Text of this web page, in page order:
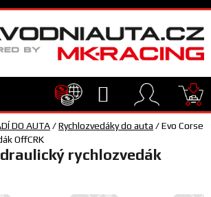
Hledat
DO AUTA/Rychlozvedáky do auta /Evo Corse
OffCRK
rychlozvedák